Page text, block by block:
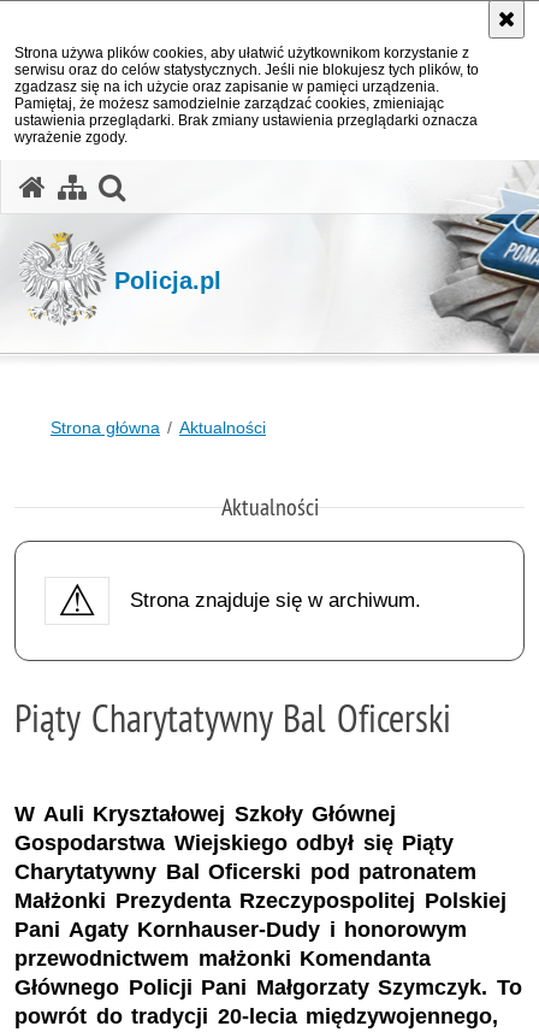
Strona używa plików cookies, aby ułatwić użytkownikom korzystanie z
serwisu oraz do celów statystycznych. Jeśli nie blokujesz tych plików, to
zgadzasz się na ich użycie oraz zapisanie w pamięci urządzenia.
Pamiętaj, że możesz samodzielnie zarządzać cookies, zmieniając
ustawienia przeglądarki. Brak zmiany ustawienia przeglądarki oznacza
wyrażenie zgody.
Policja.pl
Strona główna Aktualności
Aktualności
Strona znajduje się w archiwum.
Piąty Charytatywny Bal Oficerski
W Auli Kryształowej Szkoły Głównej
Gospodarstwa Wiejskiego odbył się Piąty
Charytatywny Bal Oficerski pod patronatem
Małżonki Prezydenta Rzeczypospolitej Polskiej
Pani Agaty Kornhauser-Dudy i honorowym
przewodnictwem małżonki Komendanta
Głównego Policji Pani Małgorzaty Szymczyk. To
powrót do tradycji 20-lecia międzywojennego,